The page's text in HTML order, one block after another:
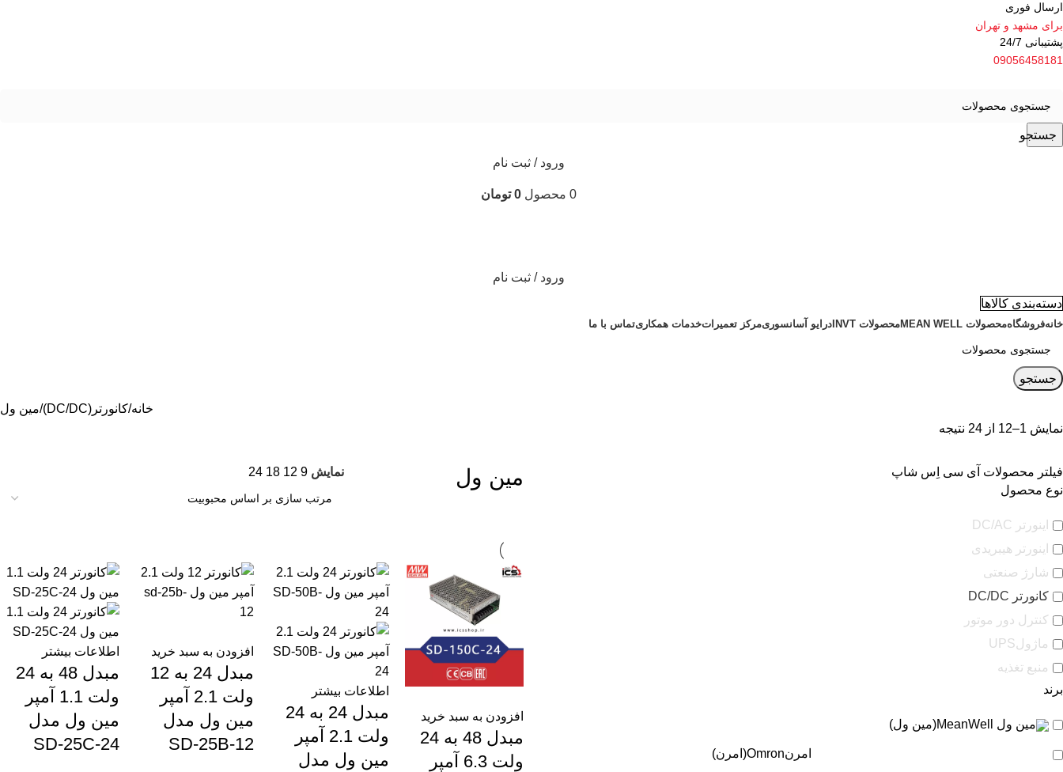
ارسال فوری
برای مشهد و تهران
پشتیبانی 24/7
09056458181
جستجو
ورود / ثبت نام
0 محصول 0 تومان
ورود / ثبت نام
دسته‌بندی کالاها
خانهفروشگاهمحصولات MEAN WELL محصولات INVT درایو آسانسوریمرکز تعمیراتخدمات همکاریتماس با ما
جستجو
خانه کانورتر(DC/DC)
مین ول
نمایش 1–12 از 24 نتیجه
فیلتر محصولات آی سی اِس شاپ
نوع محصول
اینورتر DC/AC
اینورتر هیبریدی
شارژ صنعتی
کانورتر DC/DC
کنترل دور موتور
ماژولUPS
منبع تغذیه
برند
مین ول MeanWell(مین ول)
امرنOmron(امرن)
مین ول نمایش9
12
18
24
افزودن به سبد خرید
مبدل 48 به 24
ولت 6.3 آمپر
اطلاعات بیشتر
مبدل 24 به 24
ولت 2.1 آمپر
مین ول مدل
افزودن به سبد خرید
مبدل 24 به 12
ولت 2.1 آمپر
مین ول مدل
SD-25B-12
اطلاعات بیشتر
مبدل 48 به 24
ولت 1.1 آمپر
مین ول مدل
SD-25C-24